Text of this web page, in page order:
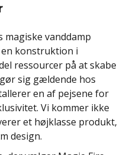
magiske vanddamp
konstruktion i
ressourcer på at skabe
sig gældende hos
en af pejsene for
Vi kommer ikke
et højklasse produkt,
design.